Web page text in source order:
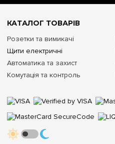
КАТАЛОГ ТОВАРІВ
Розетки та вимикачі
Щити електричні
Автоматика та захист
Комутація та контроль